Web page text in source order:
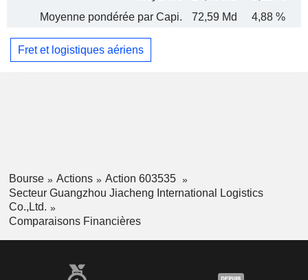
Moyenne pondérée par Capi.
72,59 Md 4,88 %
Fret et logistiques aériens
Bourse Actions
Action 603535
Secteur Guangzhou Jiacheng International Logistics
Co.,Ltd.
Comparaisons Financières